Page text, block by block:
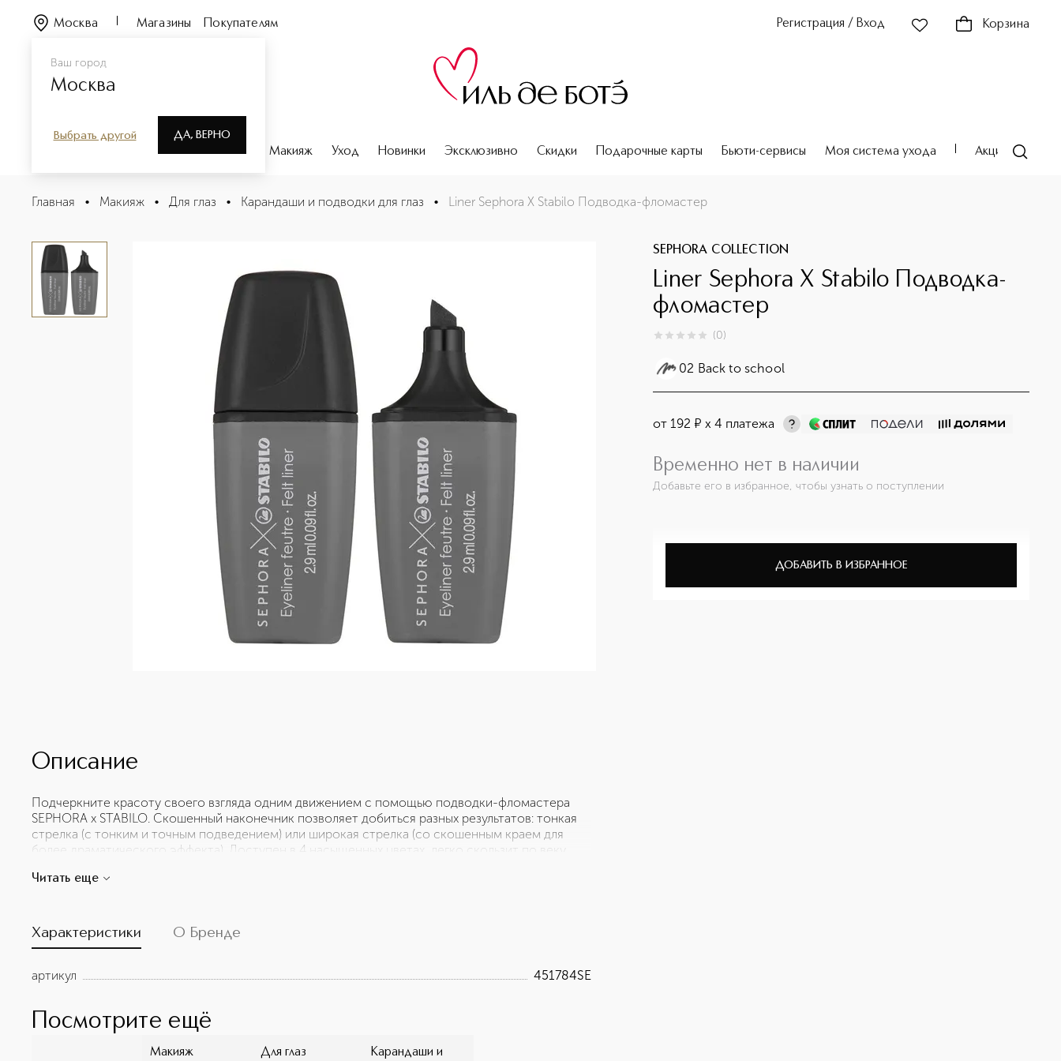
Ваш город
Москва
Выбрать другой ДА, ВЕРНО
Москва Магазины Покупателям Регистрация / Вход Корзина
Парфюмерия Макияж Уход Новинки Эксклюзивно Скидки Подарочные карты Бьюти-сервисы Моя система ухода Акции
Liner Sephora X Stabilo Подводка-фломастер
Описание
Главная • Макияж • Для глаз • Карандаши и подводки для глаз • Liner Sephora X Stabilo Подводка-фломастер
SEPHORA COLLECTION
Liner Sephora X Stabilo Подводка-
фломастер
0из 0 (0)
02 Back to school
от 192 ¤ х 4 платежа
Временно нет в наличии
Добавьте его в избранное, чтобы узнать о поступлении
ДОБАВИТЬ В ИЗБРАННОЕ
Описание
Подчеркните красоту своего взгляда одним движением с помощью подводки-фломастера
SEPHORA x STABILO. Скошенный наконечник позволяет добиться разных результатов: тонкая
стрелка (с тонким и точным подведением) или широкая стрелка (со скошенным краем для
более драматического эффекта). Доступен в 4 насыщенных цветах, легко скользит по веку,
нанесения благодаря удобному наконечнику. Возможность «подстраивать» линию под
Читать еще
Характеристики О Бренде
артикул 451784SE
Посмотрите ещё
Макияж Для глаз
Карандаши и